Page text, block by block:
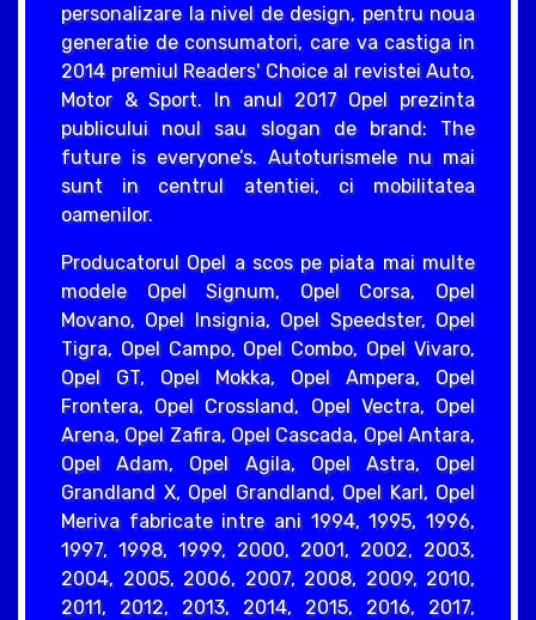
personalizare la nivel de design, pentru noua
generatie de consumatori, care va castiga in
2014 premiul Readers' Choice al revistei Auto,
Motor & Sport. In anul 2017 Opel prezinta
publicului noul sau slogan de brand: The
future is everyone’s. Autoturismele nu mai
sunt in centrul atentiei, ci mobilitatea
oamenilor.
Producatorul Opel a scos pe piata mai multe
modele Opel Signum, Opel Corsa, Opel
Movano, Opel Insignia, Opel Speedster, Opel
Tigra, Opel Campo, Opel Combo, Opel Vivaro,
Opel GT, Opel Mokka, Opel Ampera, Opel
Frontera, Opel Crossland, Opel Vectra, Opel
Arena, Opel Zafira, Opel Cascada, Opel Antara,
Opel Adam, Opel Agila, Opel Astra, Opel
Grandland X, Opel Grandland, Opel Karl, Opel
Meriva fabricate intre ani 1994, 1995, 1996,
1997, 1998, 1999, 2000, 2001, 2002, 2003,
2004, 2005, 2006, 2007, 2008, 2009, 2010,
2011, 2012, 2013, 2014, 2015, 2016, 2017,